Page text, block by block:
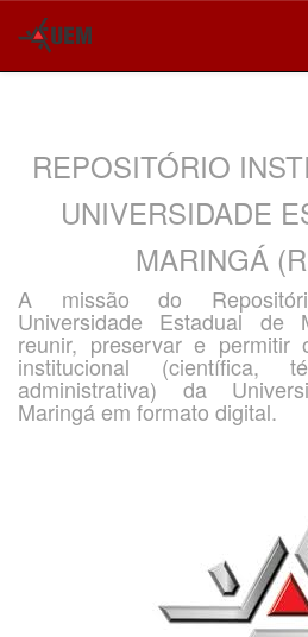
REPOSITÓRIO
UNIVERSIDADE
MARINGÁ
A missão do
Universidade Estadual de
reunir, preservar e permitir
institucional (científica,
administrativa) da
Maringá em formato digital.